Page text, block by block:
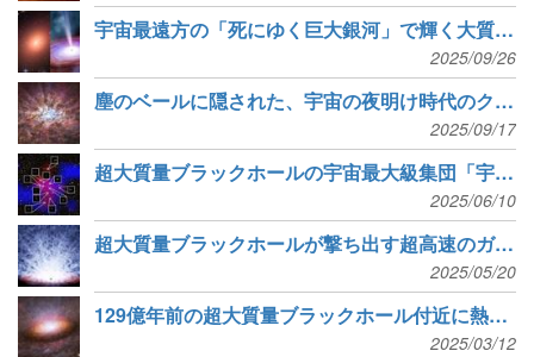
宇宙最遠方の「死にゆく巨大銀河」で輝く大質量ブラックホール
2025/09/26
塵のベールに隠された、宇宙の夜明け時代のクエーサー
2025/09/17
超大質量ブラックホールの宇宙最大級集団「宇宙のヒマラヤ」
2025/06/10
超大質量ブラックホールが撃ち出す超高速のガスの弾丸
2025/05/20
129億年前の超大質量ブラックホール付近に熱いガスを発見
2025/03/12